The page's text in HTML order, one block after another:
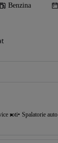
Benzina
roti Spalatorie auto